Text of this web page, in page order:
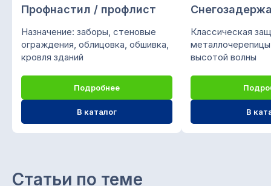
Профнастил / профлист
Назначение: заборы, стеновые
ограждения, облицовка, обшивка,
кровля зданий
Подробнее
В каталог
Классическая
высотой волны
В
Статьи по теме
материалы из листовой стали:
металлочерепица, профнастил,
колпаки, доборные элементы.
Доставка своим автопарком. Любая
форма оплаты.
ОГРН 1151690056957